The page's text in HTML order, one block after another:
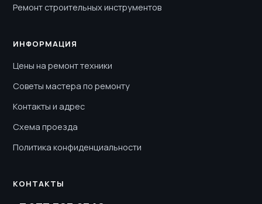
Ремонт строительных инструментов
ИНФОРМАЦИЯ
Цены на ремонт техники
Советы мастера по ремонту
Контакты и адрес
Схема проезда
Политика конфиденциальности
КОНТАКТЫ